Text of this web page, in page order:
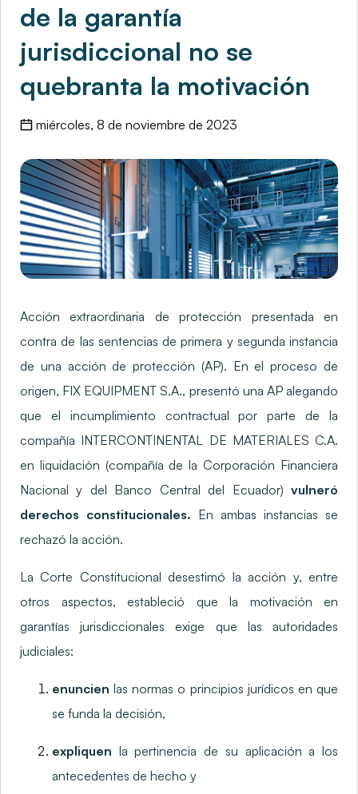
de la garantía
jurisdiccional no se
quebranta la motivación
miércoles, 8 de noviembre de 2023
Acción extraordinaria de protección presentada en
contra de las sentencias de primera y segunda instancia
de una acción de protección (AP). En el proceso de
origen, FIX EQUIPMENT S.A., presentó una AP alegando
que el incumplimiento contractual por parte de la
compañía INTERCONTINENTAL DE MATERIALES C.A.
en liquidación (compañía de la Corporación Financiera
Nacional y del Banco Central del Ecuador) vulneró
derechos constitucionales. En ambas instancias se
rechazó la acción.
La Corte Constitucional desestimó la acción y, entre
otros aspectos, estableció que la motivación en
garantías jurisdiccionales exige que las autoridades
judiciales:
enuncienlas normas o principios jurídicos en que
se funda la decisión,
expliquen la pertinencia de su aplicación a los
antecedentes de hecho y